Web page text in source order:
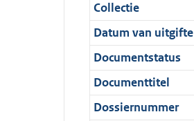
i
e
i
n
f
o
3
6
K
b
t
i
e
i
n
f
:
7
K
b
a
t
i
e
i
n
e
:
3
K
b
c
a
t
i
e
i
t
e
:
2
K
b
Collectie
Datum van uitgifte
Documentstatus
Documenttitel
Dossiernummer